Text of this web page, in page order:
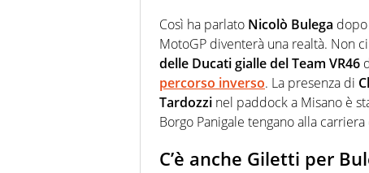
Così ha parlato Nicolò Bulega
MotoGP diventerà una realtà. Non
delle Ducati gialle del Team VR46
percorso inverso. La presenza di
Tardozzi nel paddock a Misano è
Borgo Panigale tengano alla
C’è anche Giletti per